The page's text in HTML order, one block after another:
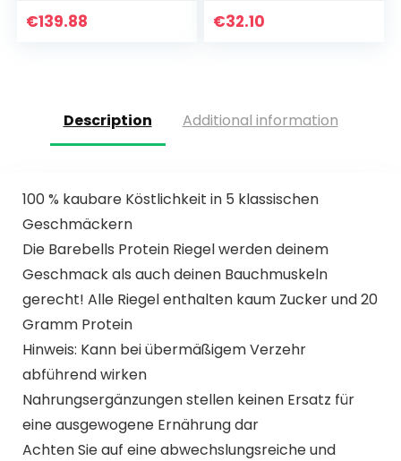
Herstel met
€139.88 €32.10
Description Additional information
100 % kaubare Köstlichkeit in 5 klassischen
Geschmäckern
Die Barebells Protein Riegel werden deinem
Geschmack als auch deinen Bauchmuskeln
gerecht! Alle Riegel enthalten kaum Zucker und 20
Gramm Protein
Hinweis: Kann bei übermäßigem Verzehr
abführend wirken
Nahrungsergänzungen stellen keinen Ersatz für
eine ausgewogene Ernährung dar
Achten Sie auf eine abwechslungsreiche und